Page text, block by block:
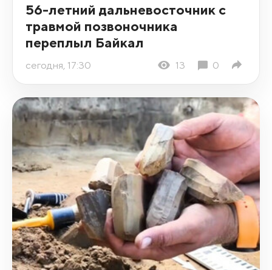
56-летний дальневосточник с
травмой позвоночника
переплыл Байкал
сегодня, 17:30 13 0